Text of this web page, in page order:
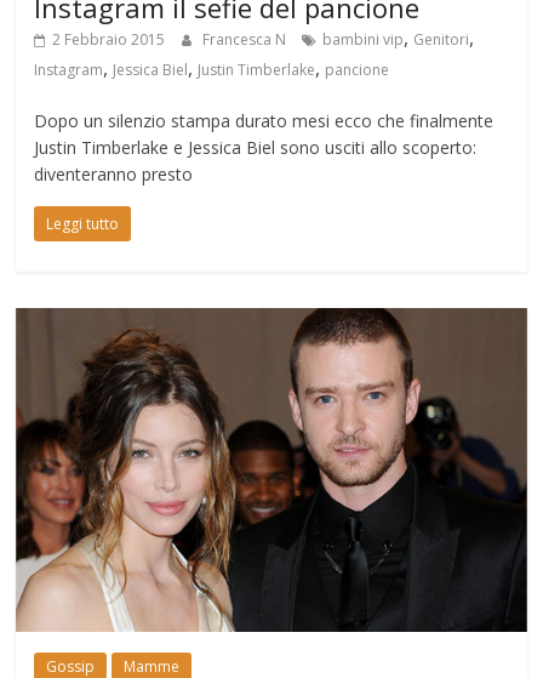
2 Febbraio 2015 Francesca N bambini vip, Genitori,
Instagram, Jessica Biel, Justin Timberlake, pancione
Dopo un silenzio stampa durato mesi ecco che finalmente
Justin Timberlake e Jessica Biel sono usciti allo scoperto:
diventeranno presto
Leggi tutto
Gossip Mamme